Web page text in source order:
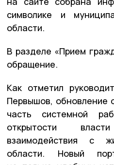
символике и
области.
В разделе «Прием
обращение.
Как отметил
Первышов, обновление
часть системной
открытости
взаимодействия с
области. Новый